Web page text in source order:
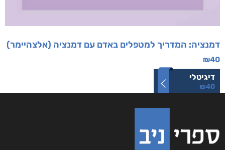
דמנציה: המדריך למטפלים באדם עם דמנציה (אלצהיימר)
₪40
דיגיטלי
₪40